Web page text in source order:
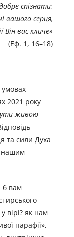
спізнати;
вашого серця,
Він вас кличе»
(Еф. 1, 16–18)
2021 року
живою
та сили Духа
нашим
б вам
вірі? як нам
парафії»,